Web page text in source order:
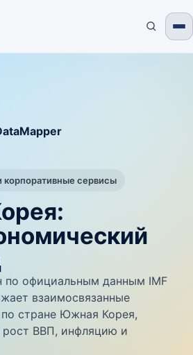
корпоративные сервисы
по официальным данным IMF
взаимосвязанные
стране Южная Корея,
рост ВВП, инфляцию и